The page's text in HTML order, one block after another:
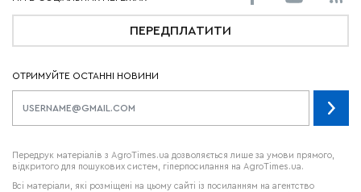
ПЕРЕДПЛАТИТИ
ОТРИМУЙТЕ ОСТАННІ НОВИНИ
Передрук матеріалів з AgroTimes.ua дозволяється лише за умови прямого,
відкритого для пошукових систем, гіперпосилання на AgroTimes.ua.
Всі матеріали, які розміщені на цьому сайті із посиланням на агентство